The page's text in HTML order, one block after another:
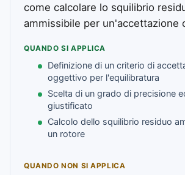
come calcolare lo squilibrio
ammissibile per un'accettazione
QUANDO SI APPLICA
Definizione di un criterio di
oggettivo per l'equilibratura
Scelta di un grado di precisione
giustificato
Calcolo dello squilibrio residuo
un rotore
QUANDO NON SI APPLICA